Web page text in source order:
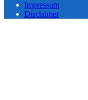
Impressum
Disclaimer